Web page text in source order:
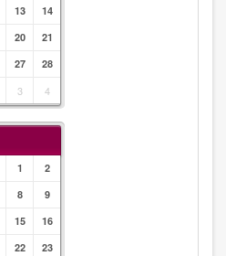
13
14
20
21
27
28
3 4
1
2
8
9
15
16
22
23